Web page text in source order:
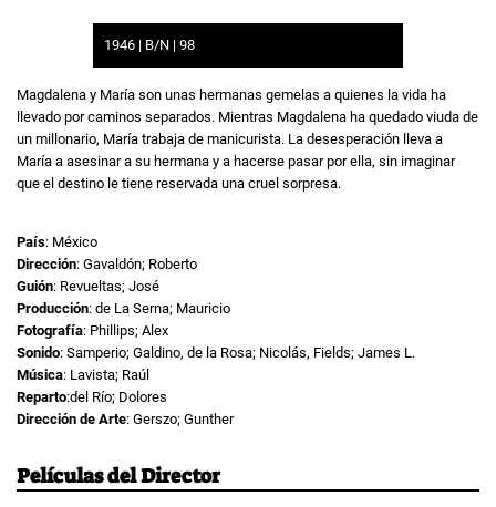
1946 | B/N | 98
Magdalena y María son unas hermanas gemelas a quienes la vida ha
llevado por caminos separados. Mientras Magdalena ha quedado viuda de
un millonario, María trabaja de manicurista. La desesperación lleva a
María a asesinar a su hermana y a hacerse pasar por ella, sin imaginar
que el destino le tiene reservada una cruel sorpresa.
País: México
Dirección: Gavaldón; Roberto
Guión: Revueltas; José
Producción: de La Serna; Mauricio
Fotografía: Phillips; Alex
Sonido: Samperio; Galdino, de la Rosa; Nicolás, Fields; James L.
Música: Lavista; Raúl
Reparto:del Río; Dolores
Dirección de Arte: Gerszo; Gunther
Películas del Director